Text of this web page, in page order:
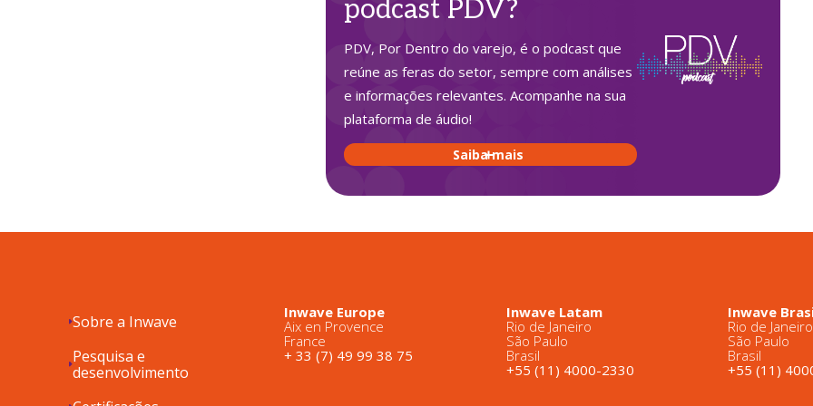
podcast PDV?
PDV, Por Dentro do varejo, é o podcast que
reúne as feras do setor, sempre com análises
e informações relevantes. Acompanhe na sua
plataforma de áudio!
Saiba mais
Sobre a Inwave
Pesquisa e
desenvolvimento
Inwave Europe
Aix en Provence
France
+ 33 (7) 49 99 38 75
Inwave Latam
Rio de Janeiro
São Paulo
Brasil
+55 (11) 4000-2330
Inwave
Rio de Janeiro
São Paulo
Brasil
+55 (11)